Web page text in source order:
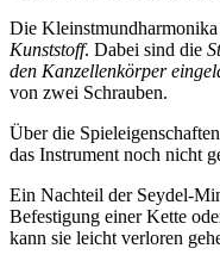
Die Kleinstmundharmonika
Kunststoff. Dabei sind die
den Kanzellenkörper
von zwei Schrauben.
Über die
das Instrument noch nicht
Ein Nachteil der Seydel-
Befestigung einer Kette
kann sie leicht verloren